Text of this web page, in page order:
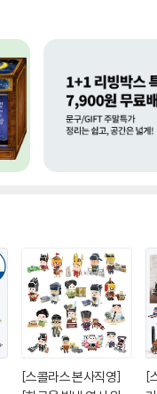
[스콜라스 본사직영]
[